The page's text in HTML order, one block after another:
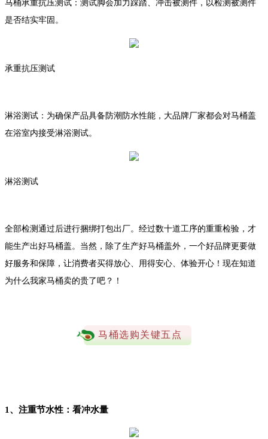
马桶承重抗压测试：测试脚会加力踩踏、冲击被测件，以检测被测件
是否结实牢固。
承重抗压测试
淋浴测试：为确保产品具备防潮防水性能，大品牌厂家都会对马桶盖
在浴室内接受淋浴测试。
淋浴测试
全部检测通过后进行捆绑打包出厂。经过数十道工序的重重检验，才
能生产出好马桶盖。当然，除了生产好马桶盖外，一个好品牌更要做
好服务和保障，让消费者买得放心、用得安心、体验开心！现在知道
为什么我家马桶卖的贵了吧？！
马桶选购关键五点
1、注重节水性：看冲水量